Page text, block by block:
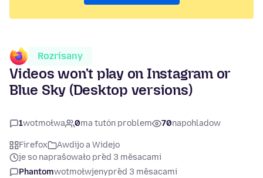
Rozrisany
Videos won't play on Instagram or
Blue Sky (Desktop versions)
1wotmołwa 0ma tutón problem 70napohladow
Firefox
Awdijo a Widejo
je so naprašowało před 3 měsacami
Phantomwotmołwjenypřed 3 měsacami